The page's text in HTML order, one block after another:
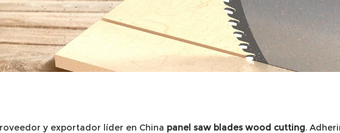
y exportador líder en China panel saw blades wood cutting.